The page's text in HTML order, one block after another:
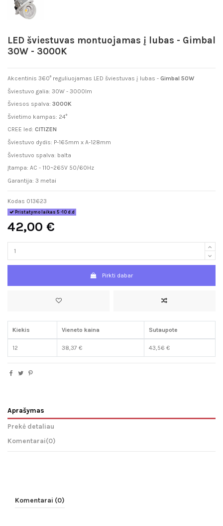
LED šviestuvas montuojamas į lubas - Gimbal
30W - 3000K
Akcentinis 360° reguliuojamas LED šviestuvas į lubas - Gimbal 50W
Šviestuvo galia: 30W - 3000lm
Šviesos spalva: 3000K
Švietimo kampas: 24°
CREE led: CITIZEN
Šviestuvo dydis: P-165mm x A-128mm
Šviestuvo spalva: balta
Įtampa: AC - 110~265V 50/60Hz
Garantija: 3 metai
Kodas 013623
Pristatymo laikas 5 -10 d.d
42,00 €
Pirkti dabar
Kiekis Vieneto kaina Sutaupote
12 38,37 € 43,56 €
Aprašymas
Prekė detaliau
Komentarai(0)
Komentarai (0)